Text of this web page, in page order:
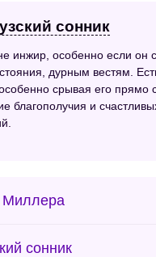
сонник
инжир, особенно если он
дурным вестям.
срывая его прямо
благополучия и
Миллера
сонник